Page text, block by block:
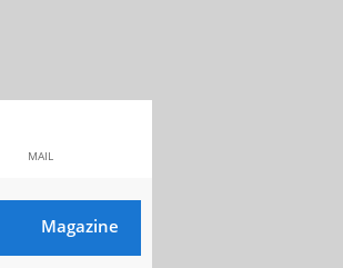
MAIL
Magazine